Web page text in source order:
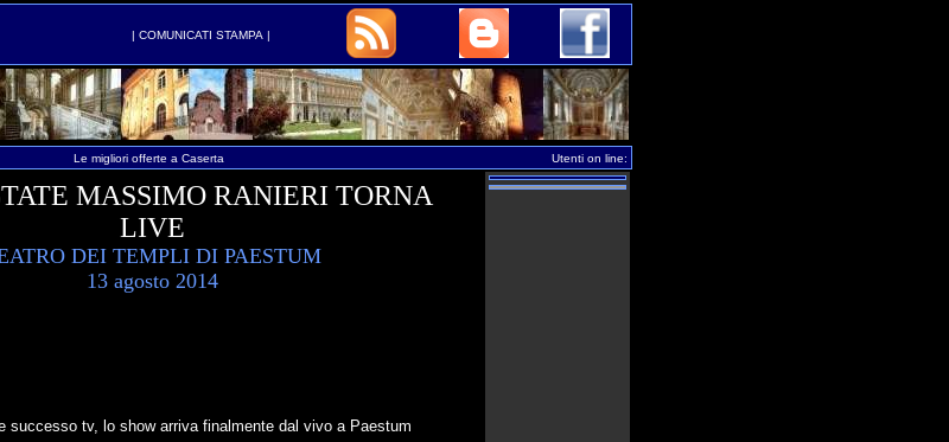
| COMUNICATI STAMPA |
Le migliori offerte a Caserta Utenti on line:
MASSIMO RANIERI TORNA
LIVE
DEI TEMPLI DI PAESTUM
13 agosto 2014
successo tv, lo show arriva finalmente dal vivo a Paestum